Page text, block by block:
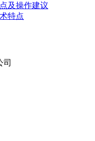
及操作建议
特点
司